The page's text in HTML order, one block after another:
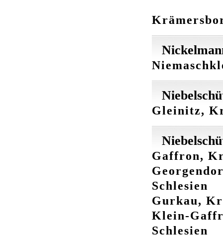
Gleinitz,
Gaffron,
Schlesien
Gurkau,
Klein-
Schlesien